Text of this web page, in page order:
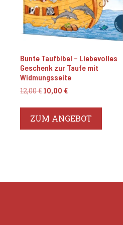
Bunte Taufbibel – Liebevolles
Geschenk zur Taufe mit
Widmungsseite
12,00€ Ursprünglicher
war:
12,00 €
10,00 €Aktueller
ist:
10,00 €.
ZUM ANGEBOT